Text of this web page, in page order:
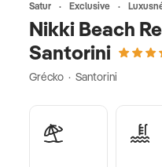
Satur Exclusive
Nikki Beach
Santorini
Grécko · Santorini